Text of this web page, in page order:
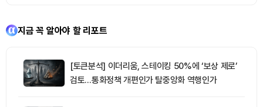
지금 꼭 알아야 할 리포트
[토큰분석] 이더리움, 스테이킹 50%에 ‘보상 제로’
검토…통화정책 개편인가 탈중앙화 역행인가